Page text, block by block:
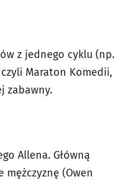
z jednego cyklu (np.
czyli Maraton Komedii,
zabawny.
Allena. Główną
(Owen